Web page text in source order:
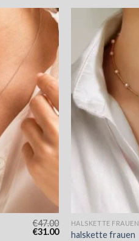
€47.00
€31.00
HALSKETTE FRAUEN
halskette frauen